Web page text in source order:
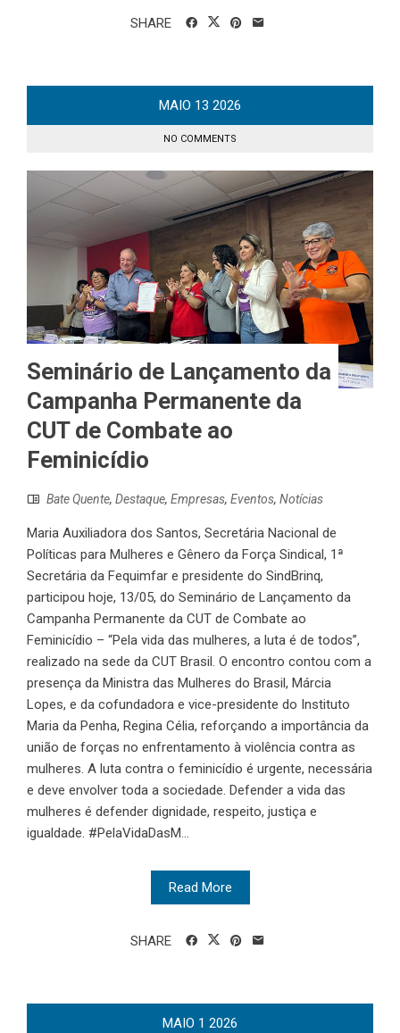
SHARE
MAIO 13 2026
NO COMMENTS
Seminário de Lançamento da
Campanha Permanente da
CUT de Combate ao
Feminicídio
Bate Quente, Destaque, Empresas, Eventos, Notícias
Maria Auxiliadora dos Santos, Secretária Nacional de
Políticas para Mulheres e Gênero da Força Sindical, 1ª
Secretária da Fequimfar e presidente do SindBrinq,
participou hoje, 13/05, do Seminário de Lançamento da
Campanha Permanente da CUT de Combate ao
Feminicídio – “Pela vida das mulheres, a luta é de todos”,
realizado na sede da CUT Brasil. O encontro contou com a
presença da Ministra das Mulheres do Brasil, Márcia
Lopes, e da cofundadora e vice-presidente do Instituto
Maria da Penha, Regina Célia, reforçando a importância da
união de forças no enfrentamento à violência contra as
mulheres. A luta contra o feminicídio é urgente, necessária
e deve envolver toda a sociedade. Defender a vida das
mulheres é defender dignidade, respeito, justiça e
igualdade. #PelaVidaDasM...
Read More
SHARE
MAIO 1 2026